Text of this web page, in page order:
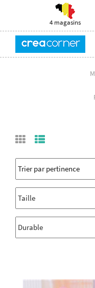
4 magasins